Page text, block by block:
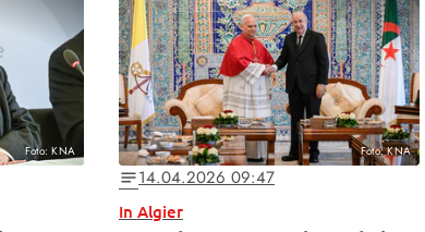
Foto: KNA Foto: KNA
notes14.04.2026 09:47
In Algier